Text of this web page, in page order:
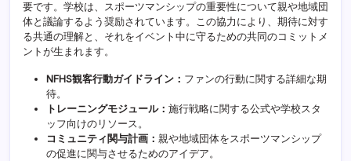
要です。学校は、スポーツマンシップの重要性について親や地域団
体と議論するよう奨励されています。この協力により、期待に対す
る共通の理解と、それをイベント中に守るための共同のコミットメ
ントが生まれます。
NFHS観客行動ガイドライン： ファンの行動に関する詳細な期
待。
トレーニングモジュール： 施行戦略に関する公式や学校スタ
ッフ向けのリソース。
コミュニティ関与計画： 親や地域団体をスポーツマンシップ
の促進に関与させるためのアイデア。